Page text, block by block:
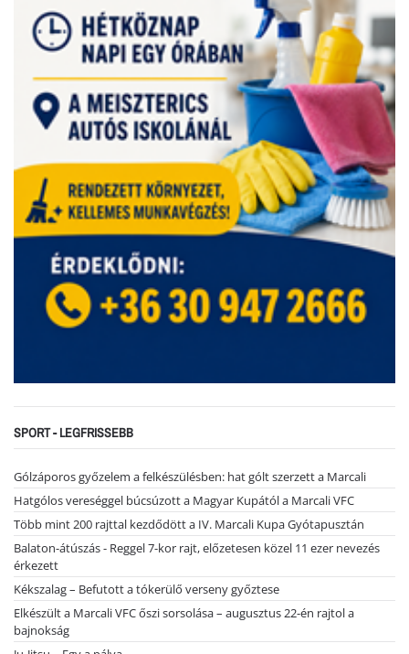
SPORT - LEGFRISSEBB
Gólzáporos győzelem a felkészülésben: hat gólt szerzett a Marcali
Hatgólos vereséggel búcsúzott a Magyar Kupától a Marcali VFC
Több mint 200 rajttal kezdődött a IV. Marcali Kupa Gyótapusztán
Balaton-átúszás - Reggel 7-kor rajt, előzetesen közel 11 ezer nevezés
érkezett
Kékszalag – Befutott a tókerülő verseny győztese
Elkészült a Marcali VFC őszi sorsolása – augusztus 22-én rajtol a
bajnokság